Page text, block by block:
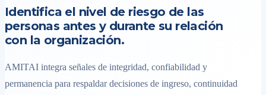
Identifica el nivel de riesgo de las
personas antes y durante su relación
con la organización.
AMITAI integra señales de integridad, confiabilidad y
permanencia para respaldar decisiones de ingreso, continuidad